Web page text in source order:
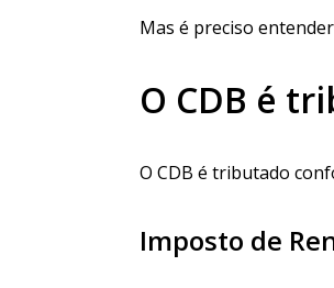
Mas é preciso
O CDB é
O CDB é tributado
Imposto de